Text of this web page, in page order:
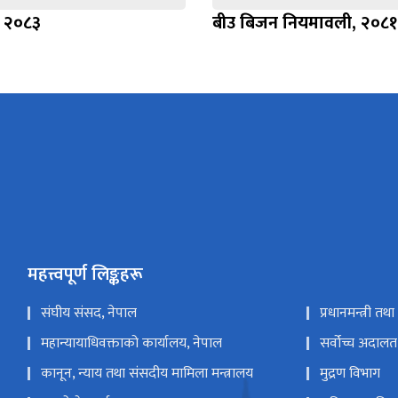
बीउ बिजन नियमावली, २०८१
महत्त्वपूर्ण लिङ्कहरू
संघीय संसद, नेपाल
प्रधानमन्त्री
महान्यायाधिवक्ताको कार्यालय, नेपाल
सर्वोच्च अदालत
कानून, न्याय तथा संसदीय मामिला मन्त्रालय
मुद्रण विभाग